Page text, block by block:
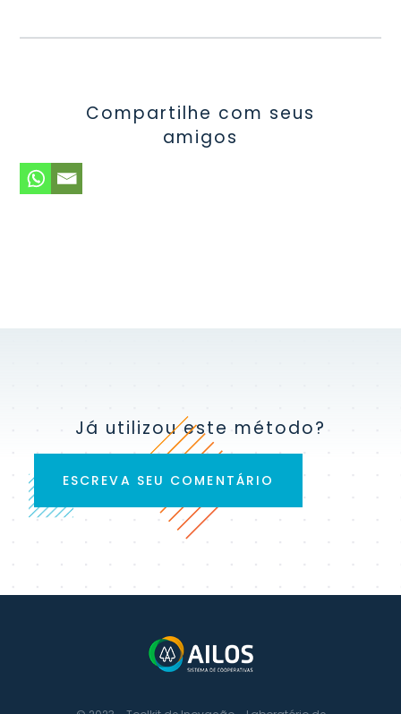
Compartilhe com seus
amigos
Já utilizou este método?
ESCREVA SEU COMENTÁRIO